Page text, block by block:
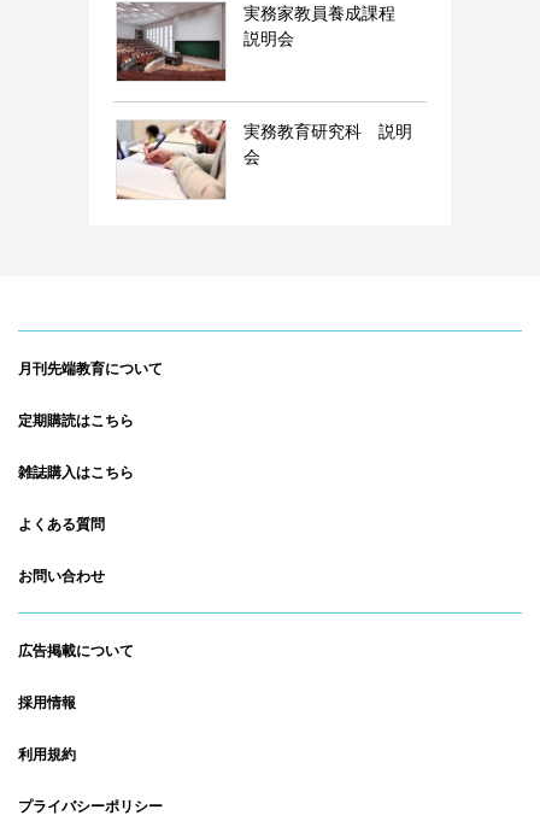
実務家教員養成課程
説明会
実務教育研究科 説明
会
月刊先端教育について
定期購読はこちら
雑誌購入はこちら
よくある質問
お問い合わせ
広告掲載について
採用情報
利用規約
プライバシーポリシー